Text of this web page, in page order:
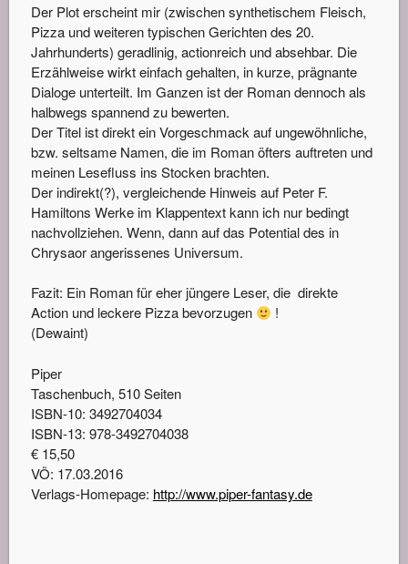
Der Plot erscheint mir (zwischen synthetischem Fleisch,
Pizza und weiteren typischen Gerichten des 20.
Jahrhunderts) geradlinig, actionreich und absehbar. Die
Erzählweise wirkt einfach gehalten, in kurze, prägnante
Dialoge unterteilt. Im Ganzen ist der Roman dennoch als
halbwegs spannend zu bewerten.
Der Titel ist direkt ein Vorgeschmack auf ungewöhnliche,
bzw. seltsame Namen, die im Roman öfters auftreten und
meinen Lesefluss ins Stocken brachten.
Der indirekt(?), vergleichende Hinweis auf Peter F.
Hamiltons Werke im Klappentext kann ich nur bedingt
nachvollziehen. Wenn, dann auf das Potential des in
Chrysaor angerissenes Universum.
Fazit: Ein Roman für eher jüngere Leser, die direkte
Action und leckere Pizza bevorzugen
!
(Dewaint)
Piper
Taschenbuch, 510 Seiten
ISBN-10: 3492704034
ISBN-13: 978-3492704038
€ 15,50
VÖ: 17.03.2016
Verlags-Homepage: http://www.piper-fantasy.de